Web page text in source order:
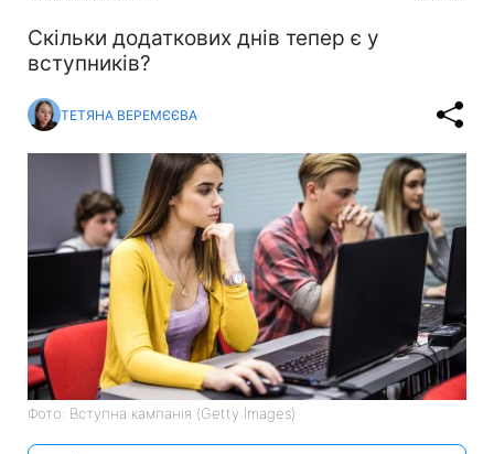
Скільки додаткових днів тепер є у
вступників?
ТЕТЯНА ВЕРЕМЄЄВА
Фото: Вступна кампанія (Getty Images)